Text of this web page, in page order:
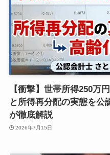
【衝撃】世帯所得250万
と所得再分配の実態を公
が徹底解説
2026年7月15日